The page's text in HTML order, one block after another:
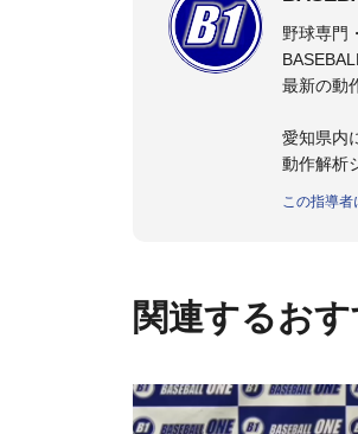
野球専門
最新の動
愛知県内
動作解析
この指導者
関連するお